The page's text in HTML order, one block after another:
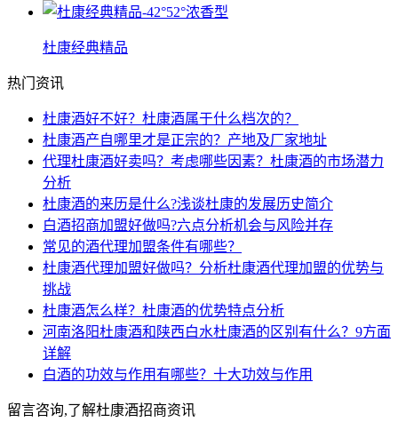
杜康经典精品
热门资讯
杜康酒好不好？杜康酒属于什么档次的？
杜康酒产自哪里才是正宗的？产地及厂家地址
代理杜康酒好卖吗？考虑哪些因素？杜康酒的市场潜力
分析
杜康酒的来历是什么?浅谈杜康的发展历史简介
白酒招商加盟好做吗?六点分析机会与风险并存
常见的酒代理加盟条件有哪些？
杜康酒代理加盟好做吗？分析杜康酒代理加盟的优势与
挑战
杜康酒怎么样？杜康酒的优势特点分析
河南洛阳杜康酒和陕西白水杜康酒的区别有什么？9方面
详解
白酒的功效与作用有哪些？十大功效与作用
留言咨询,了解杜康酒招商资讯